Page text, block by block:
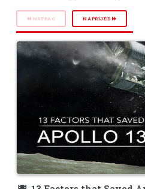
NATRAG NAPRIJED